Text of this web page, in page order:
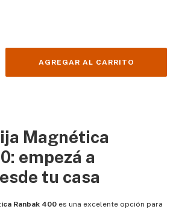
Magnética
empezá a
tu casa
Ranbak 400 es una excelente opción para